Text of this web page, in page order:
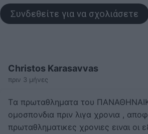
Συνδεθείτε για να σχολιάσετε
Christos Karasavvas
πριν 3 μήνες
Tα πρωταθληματα του
ομοσπονδια πριν λιγα χρονια ,
πρωταθληματικες χρονιες ειναι